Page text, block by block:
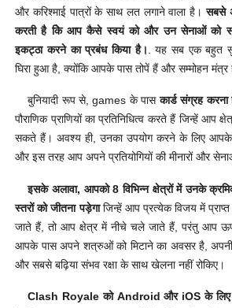
और करिश्माई पात्रों के साथ लत लगाने वाला है।सबसे
करती है केि आप कैसे स्वयं को और उन सेनाओं को
इकट्ठा करने का प्रबंध किया है। . यह सब एक बहुत
घिरा हुआ है, क्योंकि आपके पास तोपें हैं और सम्मोहन मंत्र
बुनियादी रूप से, games के पासकार्ड संग्रह करना
पौराणिक प्राणियों का प्रतिनिधित्व करते हैं जिन्हें आप
सकते हैं। अवश्य ही, उनका उपयोग करने के लिए आपके
और इस तरह आप अपने प्रतियोगियों की मीनारों और
इसके अलावा, आपको 8 विभिन्न क्षेत्रों में उनके
स्तरों को जीतना पड़ेगाजिन्हें आप प्रत्येक विजय में
जाते हैं, तो आप क्षेत्र में नीचे चले जाते हैं, परंतु आप
आपके पास अपने शत्रुओं को मिटाने का अवसर है,
और सबसे बढ़िया संभव रक्षा के साथ खेलना नहीं रोकिए।
Clash Royale को Android और iOS के लिए